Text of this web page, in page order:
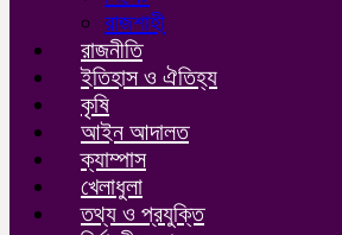
রাজশাহী
রাজনীতি
ইতিহাস ও ঐতিহ্য
কৃষি
আইন আদালত
ক্যাম্পাস
খেলাধুলা
তথ্য ও প্রযুক্তি